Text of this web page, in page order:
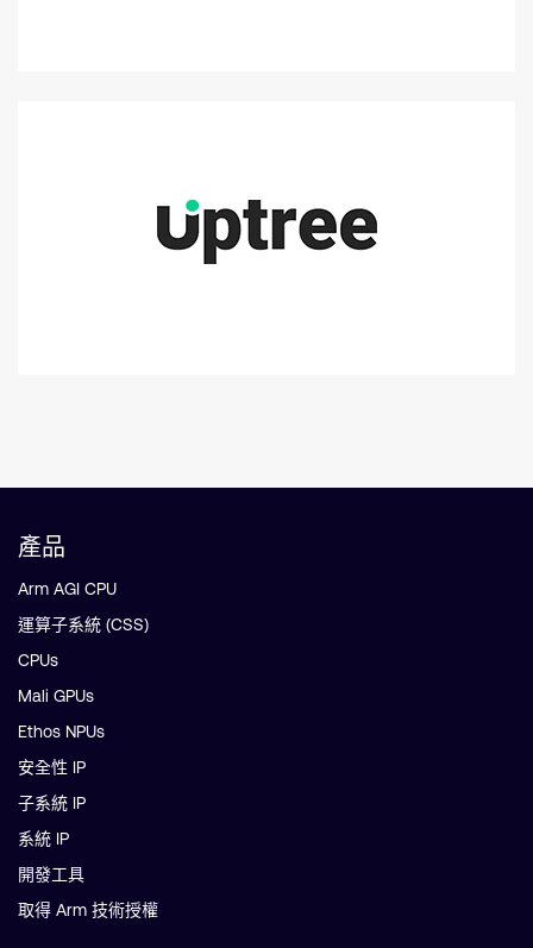
產品
Arm AGI CPU
運算子系統 (CSS)
CPUs
Mali GPUs
Ethos NPUs
安全性 IP
子系統 IP
系統 IP
開發工具
取得 Arm 技術授權